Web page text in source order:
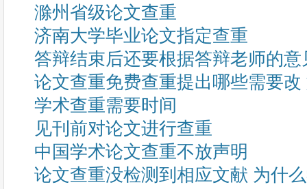
滁州省级论文查重
济南大学毕业论文指定查重
答辩结束后还要根据答辩老师的
论文查重免费查重提出哪些需要
学术查重需要时间
见刊前对论文进行查重
中国学术论文查重不放声明
论文查重没检测到相应文献 为什